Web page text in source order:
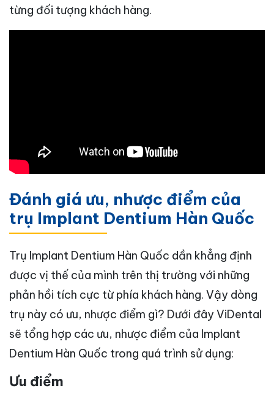
từng đối tượng khách hàng.
Đánh giá ưu, nhược điểm của
trụ Implant Dentium Hàn Quốc
Trụ Implant Dentium Hàn Quốc dần khẳng định
được vị thế của mình trên thị trường với những
phản hồi tích cực từ phía khách hàng. Vậy dòng
trụ này có ưu, nhược điểm gì? Dưới đây ViDental
sẽ tổng hợp các ưu, nhược điểm của Implant
Dentium Hàn Quốc trong quá trình sử dụng:
Ưu điểm